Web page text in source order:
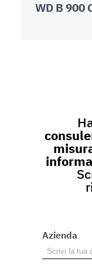
WD B 900
Azienda